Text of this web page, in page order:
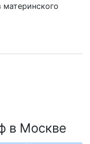
материнского
в Москве